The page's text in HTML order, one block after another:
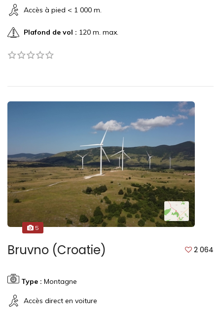
Accès à pied < 1 000 m.
Plafond de vol : 120 m. max.
5
Bruvno (Croatie) 2 064
Type : Montagne
Accès direct en voiture